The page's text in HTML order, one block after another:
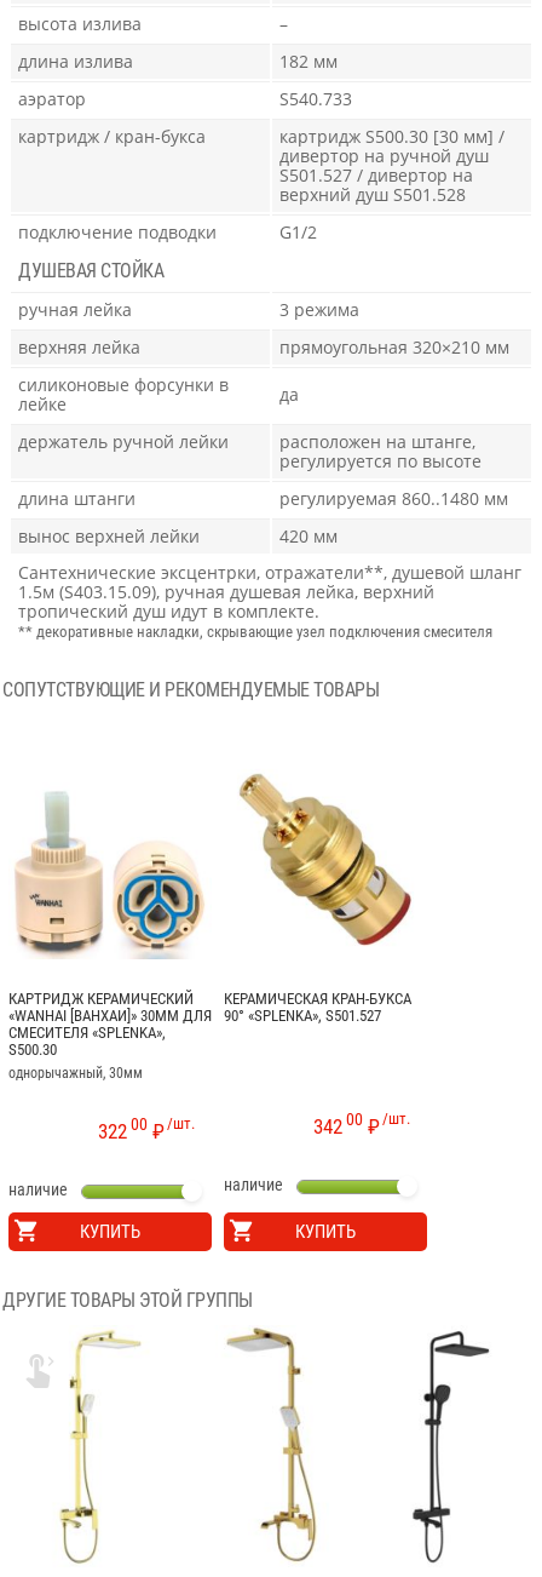
высота излива
–
длина излива
182 мм
аэратор
S540.733
картридж / кран-букса
картридж S500.30 [30 мм] /
дивертор на ручной душ
S501.527 / дивертор на
верхний душ S501.528
подключение подводки
G1/2
ДУШЕВАЯ СТОЙКА
ручная лейка
3 режима
верхняя лейка
прямоугольная 320×210 мм
силиконовые форсунки в
лейке
да
держатель ручной лейки
расположен на штанге,
регулируется по высоте
длина штанги
регулируемая 860..1480 мм
вынос верхней лейки
420 мм
Сантехнические эксцентрки, отражатели**, душевой шланг
1.5м (S403.15.09), ручная душевая лейка, верхний
тропический душ идут в комплекте.
** декоративные накладки, скрывающие узел подключения смесителя
СОПУТСТВУЮЩИЕ И РЕКОМЕНДУЕМЫЕ ТОВАРЫ
КАРТРИДЖ КЕРАМИЧЕСКИЙ
«WANHAI [ВАНХАИ]» 30ММ ДЛЯ
СМЕСИТЕЛЯ «SPLENKA»,
S500.30
однорычажный, 30мм
/шт.
32200 ₽
наличие
КУПИТЬ
КЕРАМИЧЕСКАЯ КРАН-БУКСА
90° «SPLENKA», S501.527
/шт.
34200 ₽
наличие
КУПИТЬ
ДРУГИЕ ТОВАРЫ ЭТОЙ ГРУППЫ
